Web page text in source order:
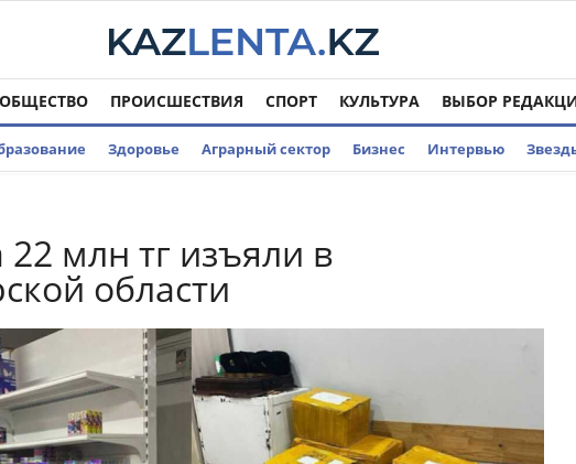
ОБЩЕСТВО ПРОИСШЕСТВИЯ СПОРТ КУЛЬТУРА ВЫБОР
Здоровье Аграрный сектор Бизнес Интервью
млн тг изъяли в
области